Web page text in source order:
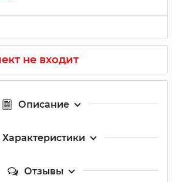
не входит
Описание
Характеристики
Отзывы